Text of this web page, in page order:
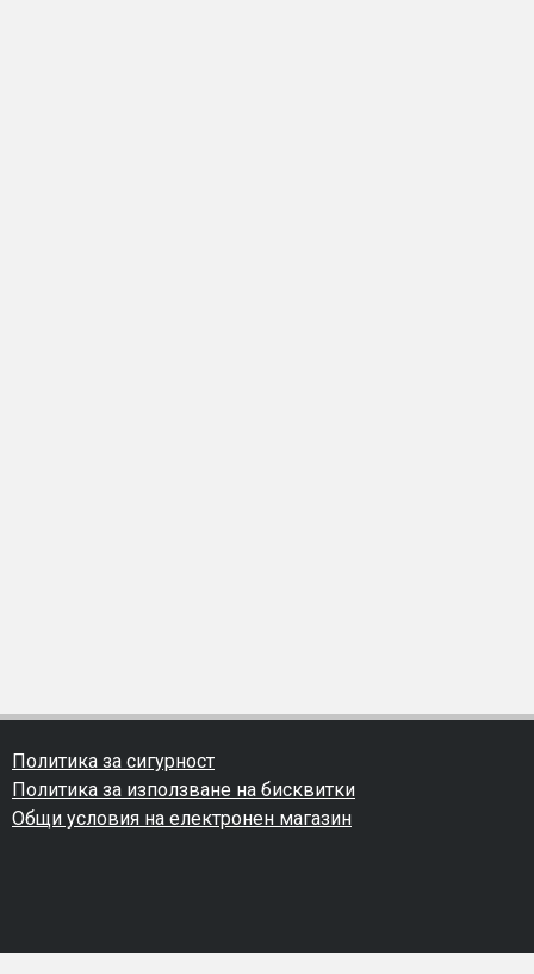
Политика за сигурност
Политика за използване на бисквитки
Общи условия на електронен магазин